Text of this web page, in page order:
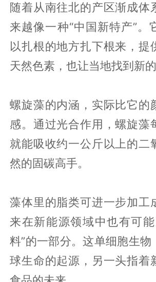
随着从南往北的产区渐成体
来越像一种“中国新特产”。
以扎根的地方扎下根来，提
天然色素，也让当地找到新的
螺旋藻的内涵，实际比它的
感。通过光合作用，螺旋藻
就能吸收约一公斤以上的二
然的固碳高手。
藻体里的脂类可进一步加工
来在新能源领域中也有可
料”的一部分。这单细胞生物
球生命的起源，另一头指着